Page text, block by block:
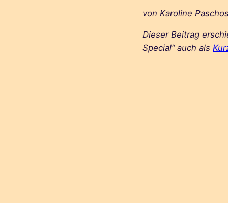
von Karoline Paschos
Dieser Beitrag
Special“ auch als